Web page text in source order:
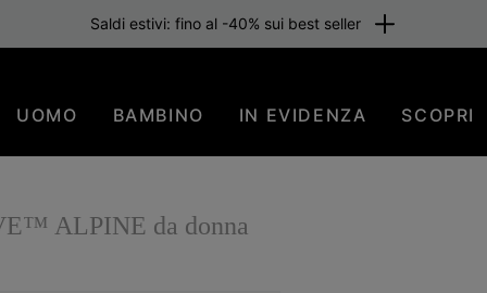
Saldi estivi: fino al -40% sui best seller
UOMO BAMBINO IN EVIDENZA SCOPRI
ALPINE da donna